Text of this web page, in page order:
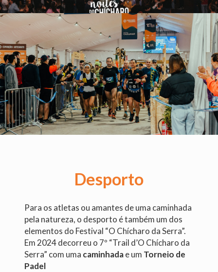
Desporto
Para os atletas ou amantes de uma caminhada
pela natureza, o desporto é também um dos
elementos do Festival “O Chícharo da Serra”.
Em 2024 decorreu o 7º “Trail d’O Chícharo da
Serra” com uma caminhadae um Torneio de
Padel